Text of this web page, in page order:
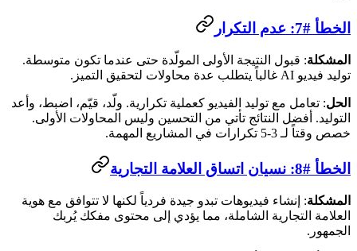
الخطأ #7: عدم التكرار
المشكلة: قبول النتيجة الأولى المولّدة حتى عندما تكون متوسطة.
توليد فيديو AI غالباً يتطلب عدة محاولات لتحقيق التميز.
الحل: تعامل مع توليد الفيديو كعملية تكرارية. ولّد، قيّم، اضبط، وأعد
التوليد. أفضل النتائج تأتي من التحسين وليس المحاولات الأولى.
خصص وقتاً لـ 3-5 تكرارات في المشاريع المهمة.
الخطأ #8: نسيان اتساق العلامة التجارية
المشكلة: إنشاء فيديوهات تبدو جيدة فردياً لكنها لا تتوافق مع هوية
العلامة التجارية الشاملة، مما يؤدي إلى محتوى مفكك يُربك
الجمهور.